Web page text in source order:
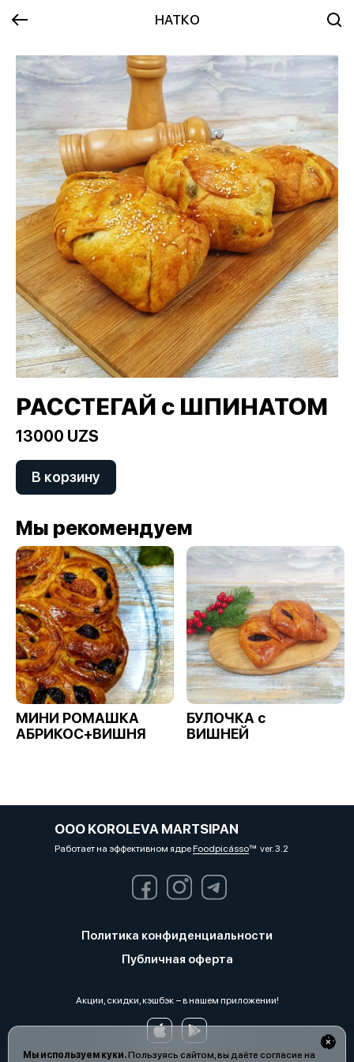
НАТКО
Мы используем куки.Пользуясь сайтом, вы даёте согласие на
РАССТЕГАЙ с ШПИНАТОМ
13000 UZS
В корзину
Мы рекомендуем
МИНИ РОМАШКА
АБРИКОС+ВИШНЯ
БУЛОЧКА с
ВИШНЕЙ
OOO KOROLEVA MARTSIPAN
Работает на эффективном ядреFoodpicássover. 3.2
Политика конфиденциальности
Публичная оферта
Акции, скидки, кэшбэк − в нашем приложении!